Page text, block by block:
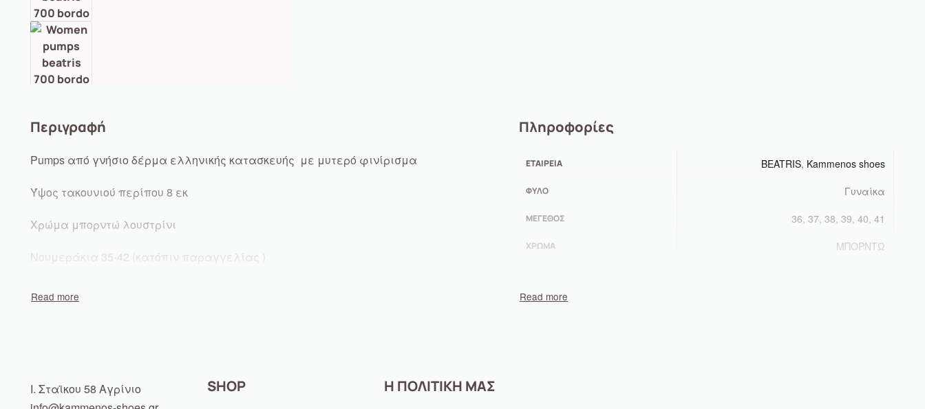
Περιγραφή
Pumps από γνήσιο δέρμα ελληνικής κατασκευής με μυτερό φινίρισμα
Ύψος τακουνιού περίπου 8 εκ
Χρώμα μπορντώ λουστρίνι
Νουμεράκια 35-42 (κατόπιν παραγγελίας )
Πληροφορίες
ΕΤΑΙΡΕΊΑ BEATRIS, Kammenos shoes
ΦΎΛΟ Γυναίκα
ΜΈΓΕΘΟΣ 36, 37, 38, 39, 40, 41
ΧΡΏΜΑ MΠΟΡΝΤΩ
Ι. Σταϊκου 58 Αγρίνιο
SHOP Η ΠΟΛΙΤΙΚΗ ΜΑΣ